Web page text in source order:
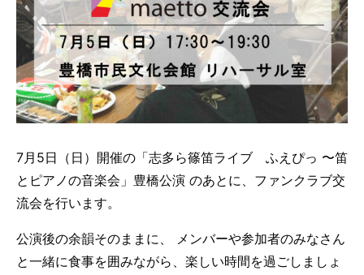
7月5日（日）開催の「志多ら篠笛ライブ ふえぴっ 〜笛
とピアノの音楽会」豊橋公演 のあとに、ファンクラブ交
流会を行います。
公演後の余韻そのままに、 メンバーや参加者のみなさん
と一緒に食事を囲みながら、楽しい時間を過ごしましょ